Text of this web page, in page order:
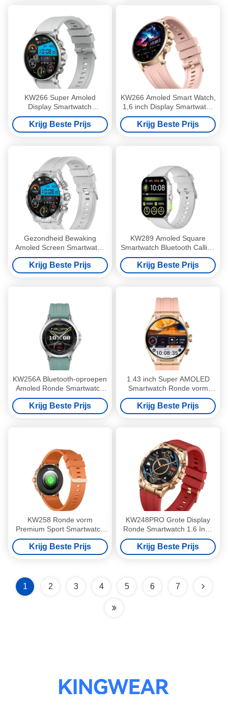
KW266 Super Amoled
Display Smartwatch
Slaapbewaking Smart Watch
Super Amoled
Krijg Beste Prijs
KW266 Amoled Smart Watch,
1,6 inch Display Smartwatch
met Bluetooth bellen
Krijg Beste Prijs
Gezondheid Bewaking
Amoled Screen Smartwatch
Met Lokale Muziekopslag
Krijg Beste Prijs
KW289 Amoled Square
Smartwatch Bluetooth Calling
Amoled Screen Smart Watch
2,01 inch
Krijg Beste Prijs
KW256A Bluetooth-oproepen
Amoled Ronde Smartwatch
Met Muziekopslag
Krijg Beste Prijs
1.43 inch Super AMOLED
Smartwatch Ronde vorm
Smart Watch met bellen
Krijg Beste Prijs
KW258 Ronde vorm
Premium Sport Smartwatch
Met lange levensduur van de
batterij
Krijg Beste Prijs
KW248PRO Grote Display
Ronde Smartwatch 1.6 Inch
Screen Smartwatch Met
Amoled Display
Krijg Beste Prijs
1 2 3 4 5 6 7